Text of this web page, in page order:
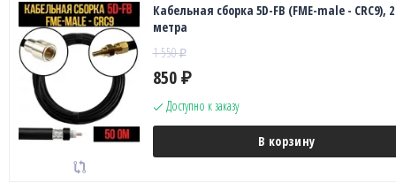
Кабельная сборка 5D-FB (FME-male - CRC9), 2
метра
1 550₽
850 ₽
Доступно к заказу
В корзину